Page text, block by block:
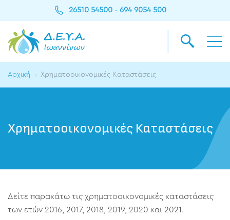
26510 54500 - 694 9054 500
Αρχική Χρηματοοικονομικές Καταστάσεις
Χρηματοοικονομικές Καταστάσεις
Δείτε παρακάτω τις χρηματοοικονομικές καταστάσεις
των ετών 2016, 2017, 2018, 2019, 2020 και 2021.